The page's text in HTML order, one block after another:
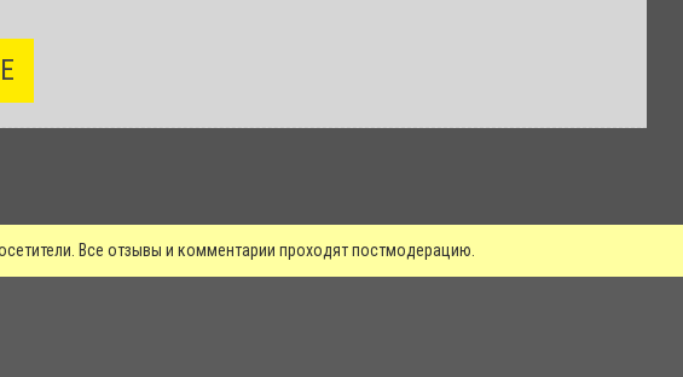
Все отзывы и комментарии проходят постмодерацию.